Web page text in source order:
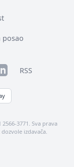
posao
RSS
3771. Sva prava
izdavača.